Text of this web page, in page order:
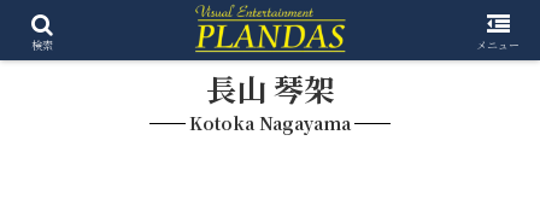
長山 琴架
Kotoka Nagayama
検索 メニュー